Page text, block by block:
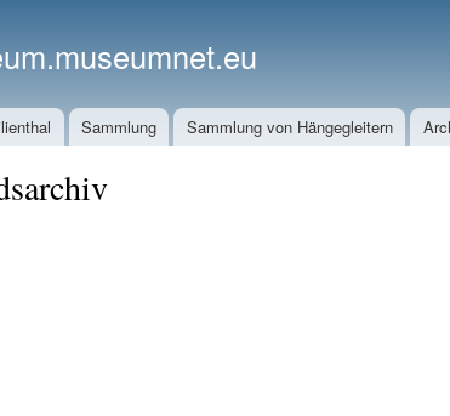
Sammlung Sammlung von Hängegleitern